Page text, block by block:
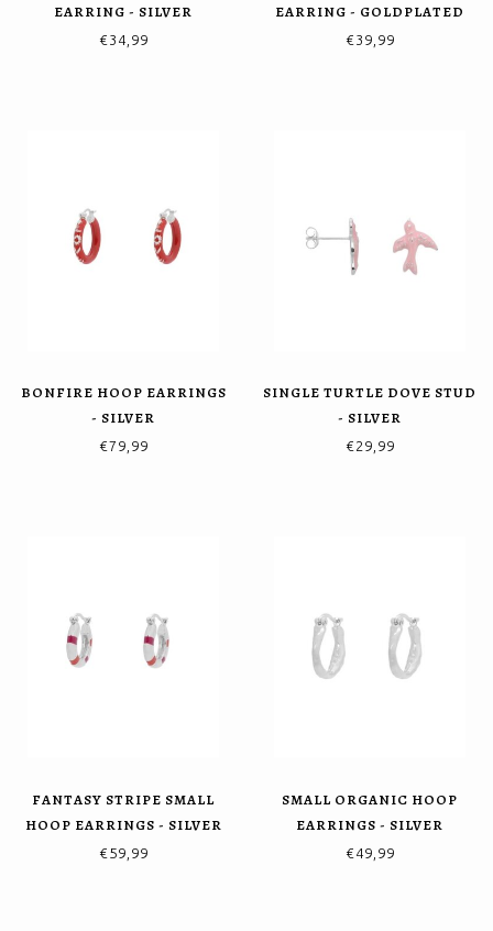
EARRING - SILVER
€34,99
EARRING - GOLDPLATED
€39,99
BONFIRE HOOP EARRINGS
- SILVER
€79,99
SINGLE TURTLE DOVE STUD
- SILVER
€29,99
FANTASY STRIPE SMALL
HOOP EARRINGS - SILVER
€59,99
SMALL ORGANIC HOOP
EARRINGS - SILVER
€49,99